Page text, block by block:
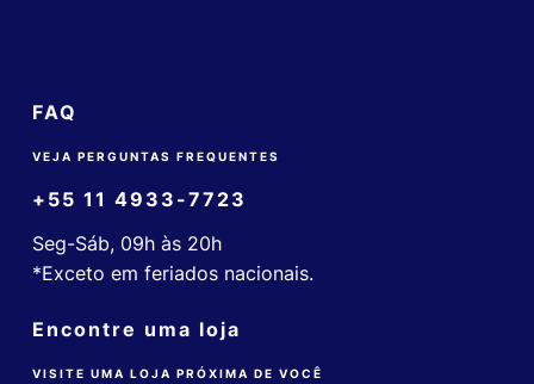
FAQ
VEJA PERGUNTAS FREQUENTES
+55 11 4933-7723
Seg-Sáb, 09h às 20h
*Exceto em feriados nacionais.
Encontre uma loja
VISITE UMA LOJA PRÓXIMA DE VOCÊ